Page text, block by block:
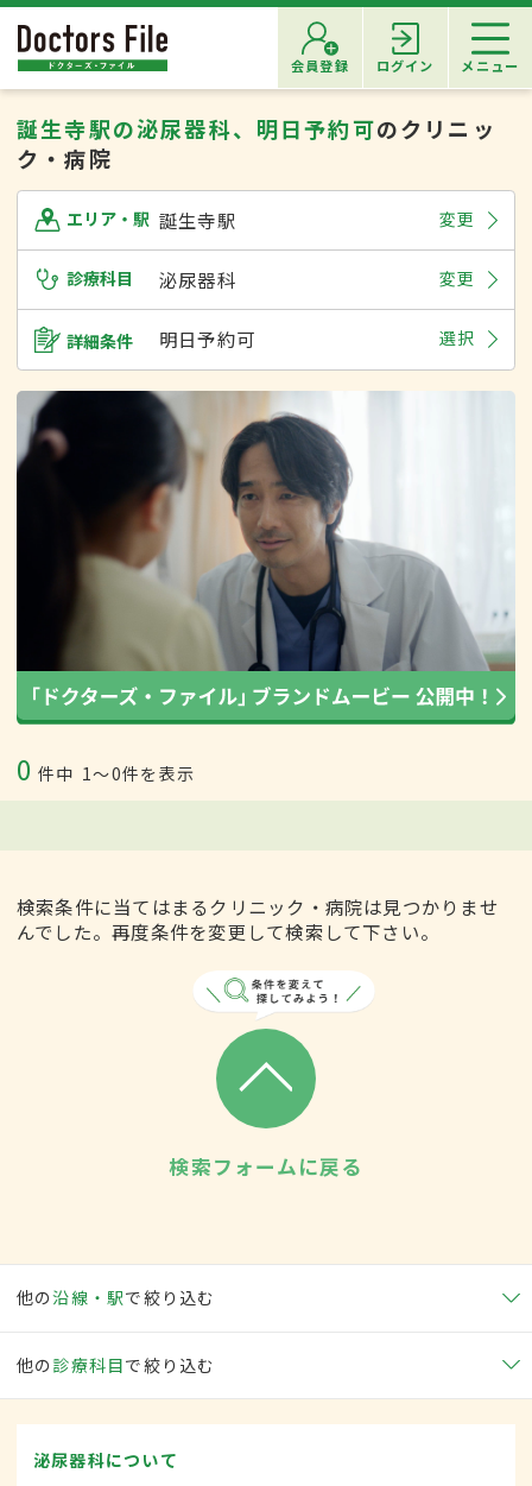
会員登録 ログイン メニュー
誕生寺駅の泌尿器科、明日予約可のクリニッ
ク・病院
エリア・駅 誕生寺駅 変更
診療科目 泌尿器科 変更
詳細条件 明日予約可 選択
0 件中 1〜0件を表示
検索条件に当てはまるクリニック・病院は見つかりませ
んでした。再度条件を変更して検索して下さい。
検索フォームに戻る
他の沿線・駅で絞り込む
他の 診療科目で絞り込む
泌尿器科について